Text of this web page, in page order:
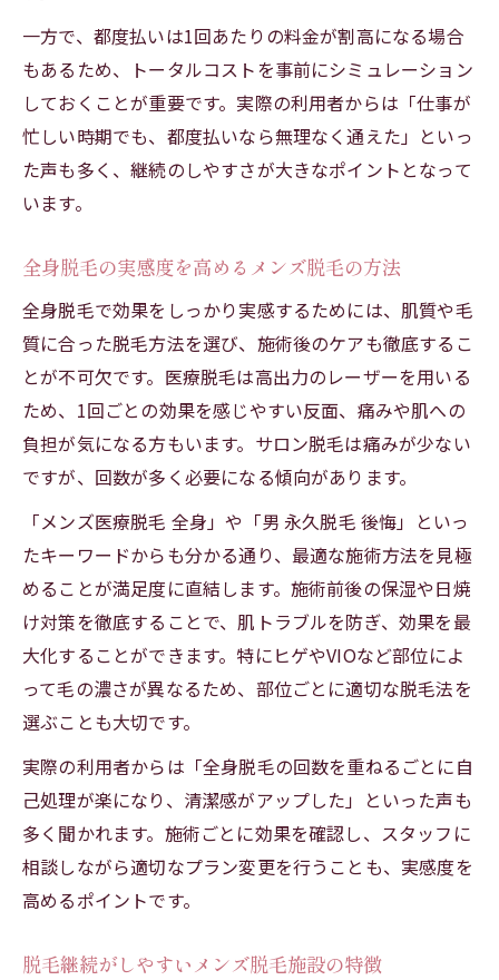
一方で、都度払いは1回あたりの料金が割高になる場合
もあるため、トータルコストを事前にシミュレーション
しておくことが重要です。実際の利用者からは「仕事が
忙しい時期でも、都度払いなら無理なく通えた」といっ
た声も多く、継続のしやすさが大きなポイントとなって
います。
全身脱毛の実感度を高めるメンズ脱毛の方法
全身脱毛で効果をしっかり実感するためには、肌質や毛
質に合った脱毛方法を選び、施術後のケアも徹底するこ
とが不可欠です。医療脱毛は高出力のレーザーを用いる
ため、1回ごとの効果を感じやすい反面、痛みや肌への
負担が気になる方もいます。サロン脱毛は痛みが少ない
ですが、回数が多く必要になる傾向があります。
「メンズ医療脱毛 全身」や「男 永久脱毛 後悔」といっ
たキーワードからも分かる通り、最適な施術方法を見極
めることが満足度に直結します。施術前後の保湿や日焼
け対策を徹底することで、肌トラブルを防ぎ、効果を最
大化することができます。特にヒゲやVIOなど部位によ
って毛の濃さが異なるため、部位ごとに適切な脱毛法を
選ぶことも大切です。
実際の利用者からは「全身脱毛の回数を重ねるごとに自
己処理が楽になり、清潔感がアップした」といった声も
多く聞かれます。施術ごとに効果を確認し、スタッフに
相談しながら適切なプラン変更を行うことも、実感度を
高めるポイントです。
脱毛継続がしやすいメンズ脱毛施設の特徴